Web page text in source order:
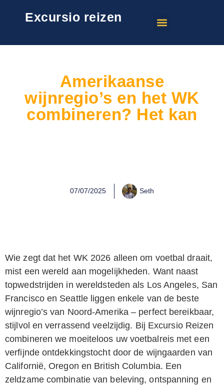
Excursio reizen
Amerikaanse
wijnregio’s en het WK
combineren? Het kan
07/07/2025 Seth
Wie zegt dat het WK 2026 alleen om voetbal draait,
mist een wereld aan mogelijkheden. Want naast
topwedstrijden in wereldsteden als Los Angeles, San
Francisco en Seattle liggen enkele van de beste
wijnregio’s van Noord-Amerika – perfect bereikbaar,
stijlvol en verrassend veelzijdig. Bij Excursio Reizen
combineren we moeiteloos uw voetbalreis met een
verfijnde ontdekkingstocht door de wijngaarden van
Californië, Oregon en British Columbia. Een
zeldzame combinatie van beleving, ontspanning en